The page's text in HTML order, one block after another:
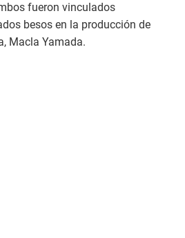
fueron vinculados
besos en la producción de
Macla Yamada.